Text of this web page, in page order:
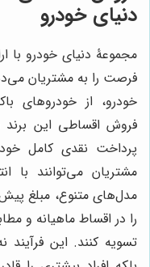
دنیای خودرو
مجموعۀ دنیای خودرو با
فرصت را به مشتریان
خودرو، از خودروهای
فروش اقساطی این برند
پرداخت نقدی کامل
مشتریان می‌توانند با
مدل‌های متنوع، مبلغ
را در اقساط ماهیانه و
تسویه کنند. این فرآیند